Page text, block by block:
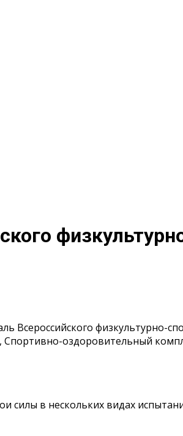
Всероссийского физкультурно-
оздоровительный
силы в нескольких видах